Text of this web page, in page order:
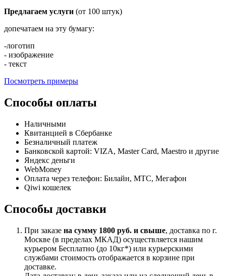
Предлагаем услуги (от 100 штук)
допечатаем на эту бумагу:
-логотип
- изображение
- текст
Посмотреть примеры
Способы оплаты
Наличными
Квитанцией в Сбербанке
Безналичный платеж
Банковской картой: VIZA, Master Card, Maestro и другие
Яндекс деньги
WebMoney
Оплата через телефон: Билайн, МТС, Мегафон
Qiwi кошелек
Способы доставки
При заказе на сумму 1800 руб. и свыше, доставка по г.
Москве (в пределах МКАД) осуществляется нашим
курьером Бесплатно (до 10кг*) или курьерскими
службами стоимость отображается в корзине при
доставке.